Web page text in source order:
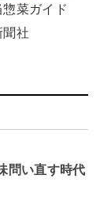
惣菜ガイド
聞社
問い直す時代